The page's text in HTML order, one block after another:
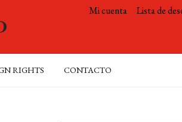
Mi cuenta Lista de
RIGHTS CONTACTO